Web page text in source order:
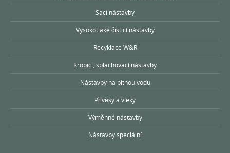
Sací nástavby
Vysokotlaké čisticí nástavby
Recyklace W&R
Kropicí, splachovací nástavby
Nástavby na pitnou vodu
Přívěsy a vleky
Výměnné nástavby
Nástavby speciální